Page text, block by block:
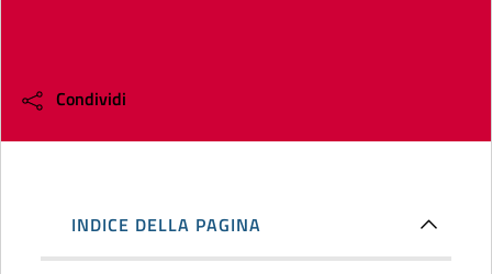
Condividi
INDICE DELLA PAGINA